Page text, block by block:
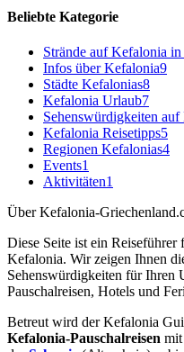
Beliebte Kategorie
Strände auf Kefalonia
Infos über Kefalonia9
Städte Kefalonias8
Kefalonia Urlaub7
Sehenswürdigkeiten
Kefalonia Reisetipps5
Regionen Kefalonias4
Events1
Aktivitäten1
Über Kefalonia-
Diese Seite ist ein
Kefalonia. Wir zeigen Ihnen
Sehenswürdigkeiten für Ihren
Pauschalreisen, Hotels und
Betreut wird der Kefalonia
Kefalonia-Pauschalreisen